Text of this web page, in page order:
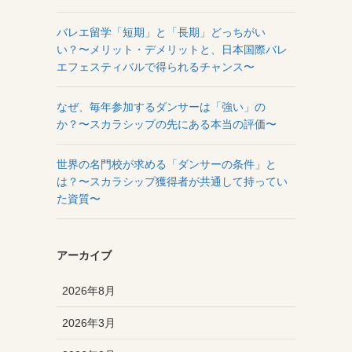
バレエ留学「短期」と「長期」どっちがい
い？〜メリット・デメリットと、日本国際バレ
エフェスティバルで得られるチャンス〜
なぜ、毎年参加するダンサーは「強い」の
か？〜スカラシップの先にある本当の評価〜
世界の名門校が求める「ダンサーの条件」と
は？〜スカラシップ獲得者が共通して持ってい
た資質〜
アーカイブ
2026年8月
2026年3月